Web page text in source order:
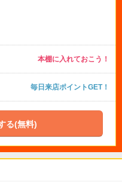
本棚に入れておこう！
毎日来店ポイントGET！
る(無料)